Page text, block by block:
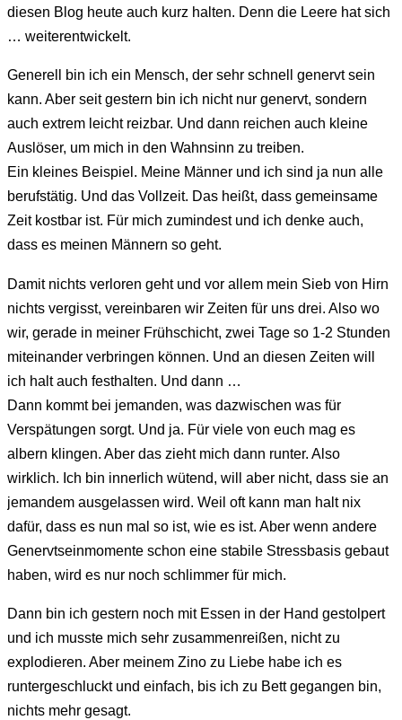
diesen Blog heute auch kurz halten. Denn die Leere hat sich
… weiterentwickelt.
Generell bin ich ein Mensch, der sehr schnell genervt sein
kann. Aber seit gestern bin ich nicht nur genervt, sondern
auch extrem leicht reizbar. Und dann reichen auch kleine
Auslöser, um mich in den Wahnsinn zu treiben.
Ein kleines Beispiel. Meine Männer und ich sind ja nun alle
berufstätig. Und das Vollzeit. Das heißt, dass gemeinsame
Zeit kostbar ist. Für mich zumindest und ich denke auch,
dass es meinen Männern so geht.
Damit nichts verloren geht und vor allem mein Sieb von Hirn
nichts vergisst, vereinbaren wir Zeiten für uns drei. Also wo
wir, gerade in meiner Frühschicht, zwei Tage so 1-2 Stunden
miteinander verbringen können. Und an diesen Zeiten will
ich halt auch festhalten. Und dann …
Dann kommt bei jemanden, was dazwischen was für
Verspätungen sorgt. Und ja. Für viele von euch mag es
albern klingen. Aber das zieht mich dann runter. Also
wirklich. Ich bin innerlich wütend, will aber nicht, dass sie an
jemandem ausgelassen wird. Weil oft kann man halt nix
dafür, dass es nun mal so ist, wie es ist. Aber wenn andere
Genervtseinmomente schon eine stabile Stressbasis gebaut
haben, wird es nur noch schlimmer für mich.
Dann bin ich gestern noch mit Essen in der Hand gestolpert
und ich musste mich sehr zusammenreißen, nicht zu
explodieren. Aber meinem Zino zu Liebe habe ich es
runtergeschluckt und einfach, bis ich zu Bett gegangen bin,
nichts mehr gesagt.